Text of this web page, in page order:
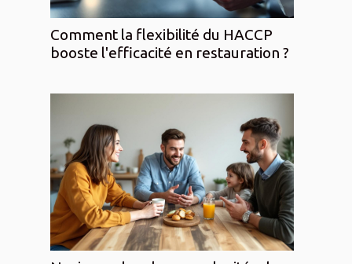
Comment la flexibilité du HACCP
booste l'efficacité en restauration ?